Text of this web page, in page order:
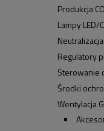
Produkcja
Lampy LED/
Regulatory
Sterowanie
Środki
Wentylacja